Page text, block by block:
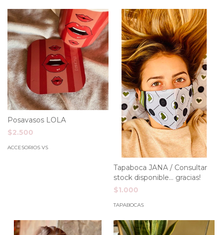
Posavasos LOLA
$2.500
ACCESORIOS VS
Tapaboca JANA / Consultar
stock disponible... gracias!
$1.000
TAPABOCAS